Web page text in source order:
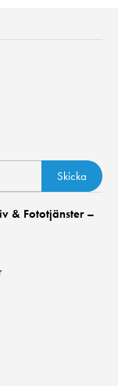
Skicka
& Fototjänster –